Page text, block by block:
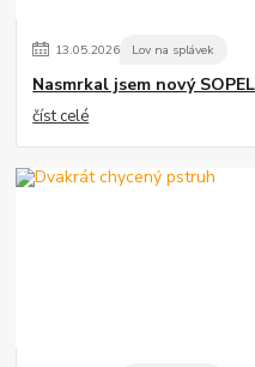
13.05.2026 Lov na splávek
Nasmrkal jsem nový SOPEL
číst celé